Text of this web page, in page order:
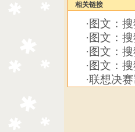
相关链接
· 图文：
· 图文：
· 图文：
· 图文：
·联想决